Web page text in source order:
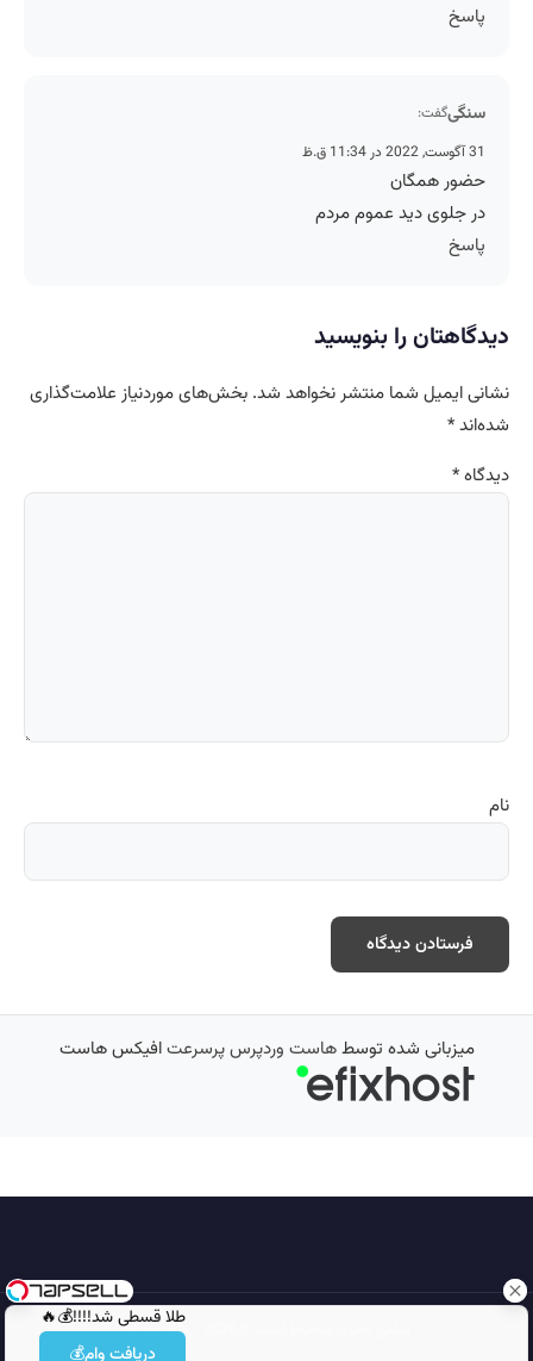
طلا قسطی شد!!!!💰🔥
دریافت وام💰
پاسخ
سنگیگفت:
31 آگوست, 2022 در 11:34 ق.ظ
حضور همگان
در جلوی دید عموم مردم
پاسخ
دیدگاهتان را بنویسید
نشانی ایمیل شما منتشر نخواهد شد. بخش‌های موردنیاز علامت‌گذاری
شده‌اند*
دیدگاه*
نام
میزبانی شده توسطهاست وردپرس پرسرعتافیکس هاست
مجله نورگرام